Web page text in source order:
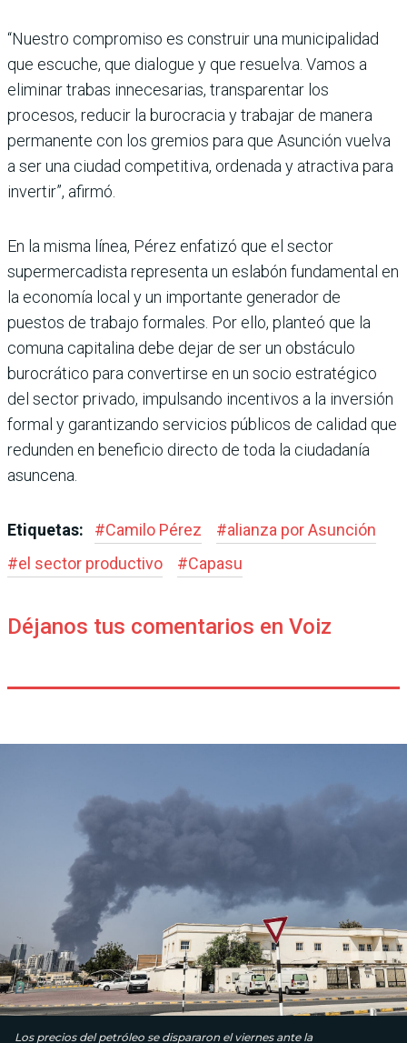
“Nuestro compromiso es construir una municipali­dad
que escuche, que dialo­gue y que resuelva. Vamos a
eliminar trabas innecesarias, transparentar los
procesos, reducir la burocracia y traba­jar de manera
permanente con los gremios para que Asunción vuelva
a ser una ciudad com­petitiva, ordenada y atractiva para
invertir”, afirmó.
En la misma línea, Pérez enfatizó que el sector
supermerca­dista representa un eslabón fundamental en
la economía local y un importante genera­dor de
puestos de trabajo for­males. Por ello, planteó que la
comuna capitalina debe dejar de ser un obstáculo
burocrá­tico para convertirse en un socio estratégico
del sector privado, impulsando incen­tivos a la inversión
formal y garantizando servicios públi­cos de calidad que
redunden en beneficio directo de toda la ciudadanía
asuncena.
Etiquetas: #Camilo Pérez #alianza por Asunción
#el sector productivo #Capasu
Déjanos tus comentarios en Voiz
Los precios del petróleo se dispararon el viernes ante la